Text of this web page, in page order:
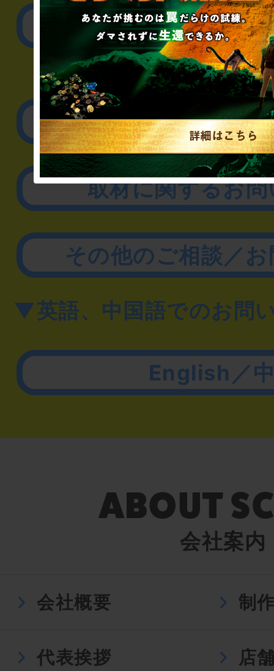
公演内容、チケット
▼企業／法人の方
リアル脱出ゲーム制作
取材に関するお
その他のご相談／
▼英語、中国語でのお問
English／
会社案内
会社概要 制
代表挨拶 店